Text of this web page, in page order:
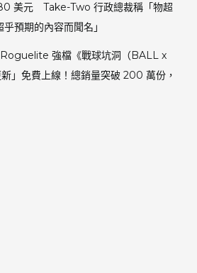
美元 Take-Two 行政總裁稱「物超
預期的內容而聞名」
強檔《戰球坑洞（BALL x
」免費上線！總銷量突破 200 萬份，